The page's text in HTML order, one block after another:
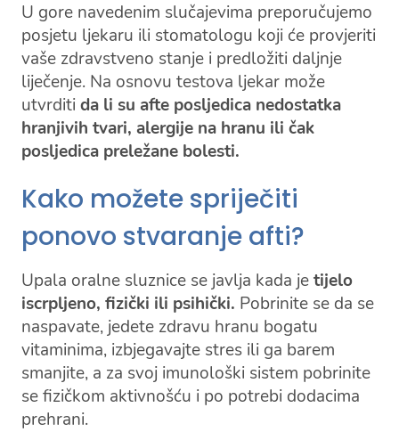
U gore navedenim slučajevima preporučujemo
posjetu ljekaru ili stomatologu koji će provjeriti
vaše zdravstveno stanje i predložiti daljnje
liječenje. Na osnovu testova ljekar može
utvrditi da li su afte posljedica nedostatka
hranjivih tvari, alergije na hranu ili čak
posljedica preležane bolesti.
Kako možete spriječiti
ponovo stvaranje afti?
Upala oralne sluznice se javlja kada jetijelo
iscrpljeno, fizički ili psihički. Pobrinite se da se
naspavate, jedete zdravu hranu bogatu
vitaminima, izbjegavajte stres ili ga barem
smanjite, a za svoj imunološki sistem pobrinite
se fizičkom aktivnošću i po potrebi dodacima
prehrani.